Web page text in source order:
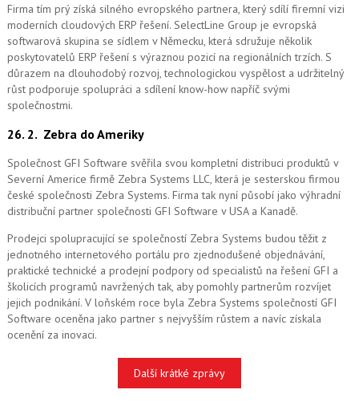
Firma tím prý získá silného evropského partnera, který sdílí firemní vizi
moderních cloudových ERP řešení. SelectLine Group je evropská
softwarová skupina se sídlem v Německu, která sdružuje několik
poskytovatelů ERP řešení s výraznou pozicí na regionálních trzích. S
důrazem na dlouhodobý rozvoj, technologickou vyspělost a udržitelný
růst podporuje spolupráci a sdílení know-how napříč svými
společnostmi.
26. 2. Zebra do Ameriky
Společnost GFI Software svěřila svou kompletní distribuci produktů v
Severní Americe firmě Zebra Systems LLC, která je sesterskou firmou
české společnosti Zebra Systems. Firma tak nyní působí jako výhradní
distribuční partner společnosti GFI Software v USA a Kanadě.
Prodejci spolupracující se společností Zebra Systems budou těžit z
jednotného internetového portálu pro zjednodušené objednávání,
praktické technické a prodejní podpory od specialistů na řešení GFI a
školicích programů navržených tak, aby pomohly partnerům rozvíjet
jejich podnikání. V loňském roce byla Zebra Systems společností GFI
Software oceněna jako partner s nejvyšším růstem a navíc získala
ocenění za inovaci.
Další krátké zprávy